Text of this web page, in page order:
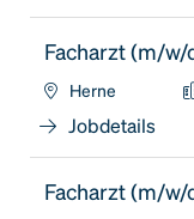
Facharzt (m/
Herne
Jobdetails
Facharzt (m/